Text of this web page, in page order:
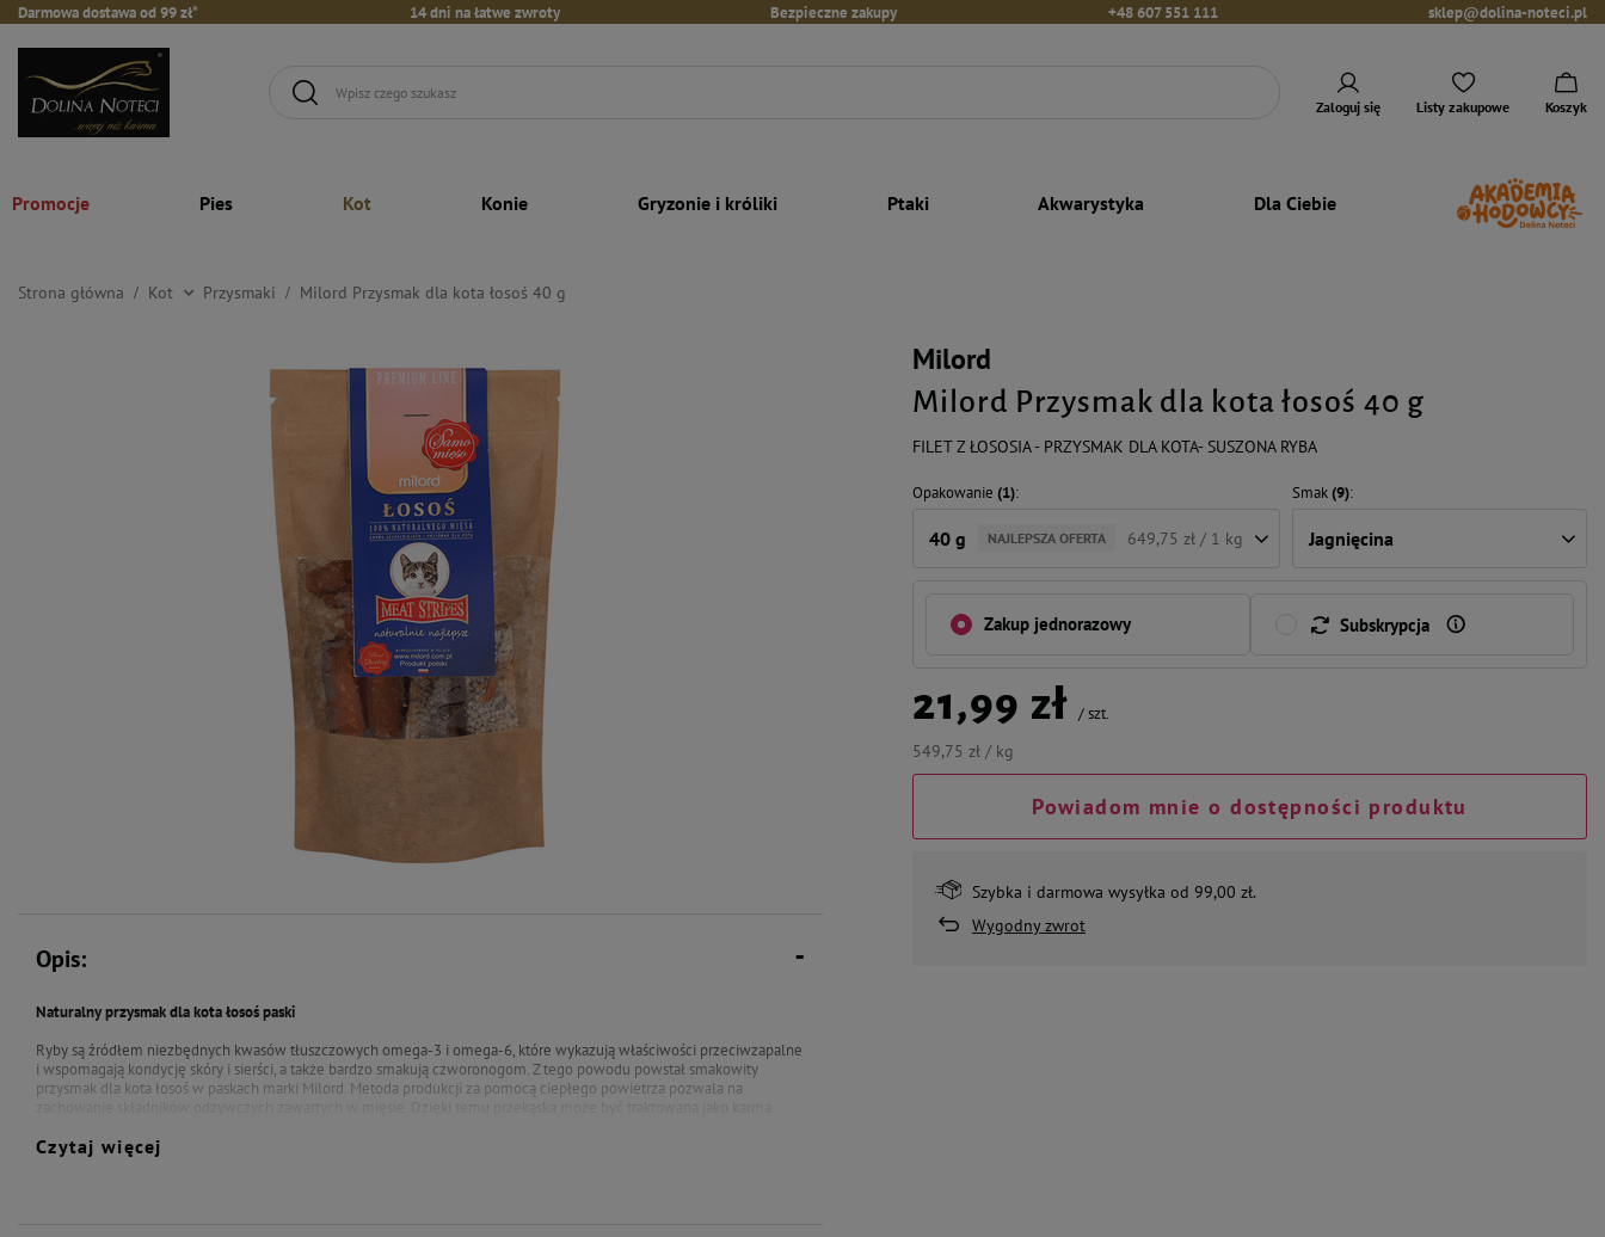
Darmowa dostawa od 99 zł* 14 dni na łatwe zwroty Bezpieczne zakupy +48 607 551 111 sklep@dolina-noteci.pl
Zaloguj się Listy zakupowe Koszyk
Promocje Pies Kot Konie Gryzonie i króliki Ptaki Akwarystyka Dla Ciebie
Strona główna Kot Przysmaki Milord Przysmak dla kota łosoś 40 g
Milord
Milord Przysmak dla kota łosoś 40 g
FILET Z ŁOSOSIA - PRZYSMAK DLA KOTA- SUSZONA RYBA
Opakowanie (1)
40 g NAJLEPSZA OFERTA 649,75 zł / 1 kg
Smak(9)
Jagnięcina
Zakup jednorazowy Subskrypcja
21,99 zł /szt.
549,75 zł / kg
Powiadom mnie o dostępności produktu
Szybka i darmowa wysyłka od 99,00 zł.
Wygodny zwrot
Opis:
Naturalny przysmak dla kota łosoś paski
Ryby są źródłem niezbędnych kwasów tłuszczowych omega-3 i omega-6, które wykazują właściwości przeciwzapalne
i wspomagają kondycję skóry i sierści, a także bardzo smakują czworonogom. Z tego powodu powstał smakowity
przysmak dla kota łosoś w paskach marki Milord. Metoda produkcji za pomocą ciepłego powietrza pozwala na
Czytaj więcej